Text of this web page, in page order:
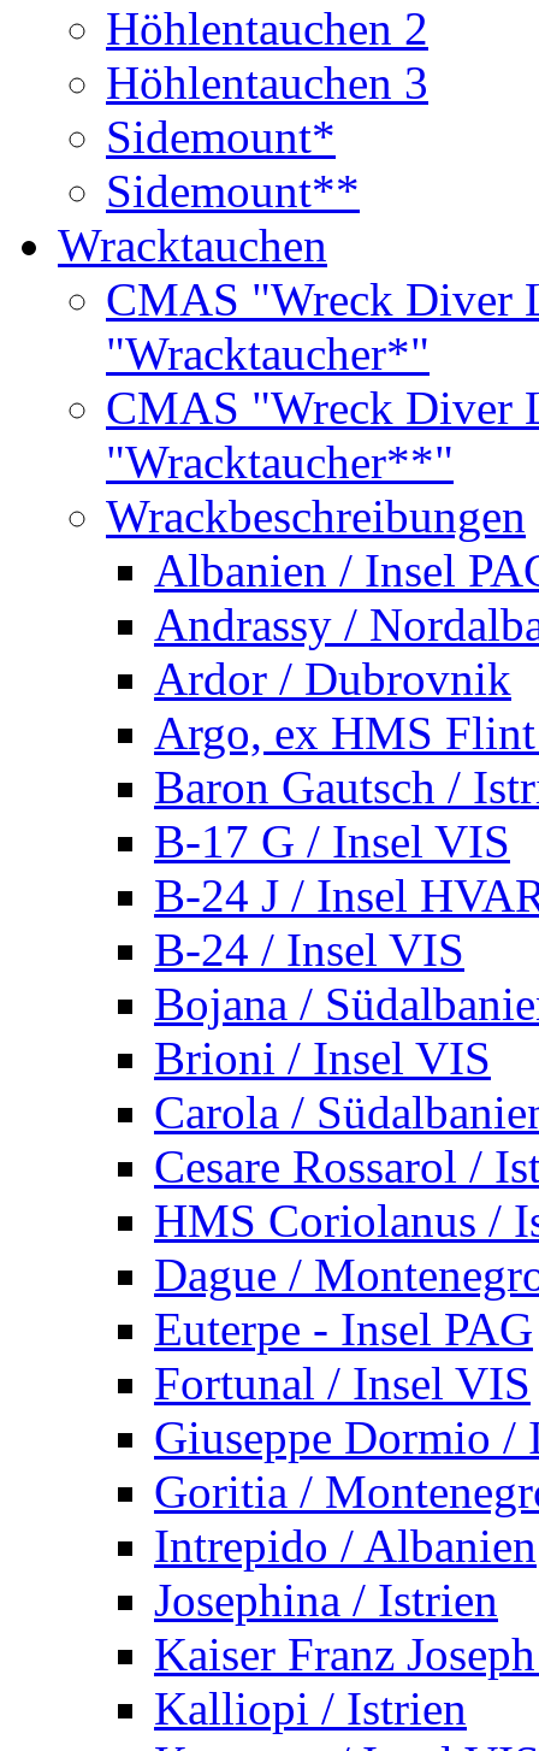
Höhlentauchen 2
Höhlentauchen 3
Sidemount*
Sidemount**
Wracktauchen
CMAS "Wreck Diver
"Wracktaucher*"
CMAS "Wreck Diver
"Wracktaucher**"
Wrackbeschreibungen
Albanien / Insel
Andrassy /
Ardor / Dubrovnik
Argo, ex HMS
Baron Gautsch /
B-17 G / Insel VIS
B-24 J / Insel
B-24 / Insel VIS
Bojana /
Brioni / Insel VIS
Carola /
Cesare Rossarol /
HMS Coriolanus /
Dague /
Euterpe - Insel PAG
Fortunal / Insel VIS
Giuseppe Dormio /
Goritia /
Intrepido / Albanien
Josephina / Istrien
Kaiser Franz
Kalliopi / Istrien